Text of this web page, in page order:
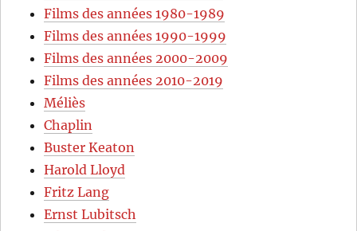
Films des années 1980-1989
Films des années 1990-1999
Films des années 2000-2009
Films des années 2010-2019
Méliès
Chaplin
Buster Keaton
Harold Lloyd
Fritz Lang
Ernst Lubitsch